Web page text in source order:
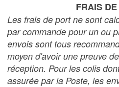
FRAIS
Les frais de port ne sont
par commande pour un ou
envois sont tous
moyen d'avoir une preuve
réception. Pour les colis
assurée par la Poste, les